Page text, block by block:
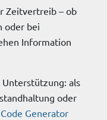
Zeitvertreib – ob
oder bei
Information
als
oder
Generator